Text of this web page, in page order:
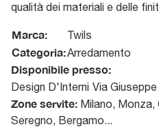
qualità dei materiali e delle
Marca: Twils
Categoria:Arredamento
Disponibile presso:
Design D'Interni Via Giuseppe
Zone servite: Milano, Monza,
Seregno, Bergamo...